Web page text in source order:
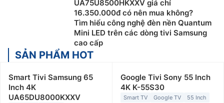
UA75U8500HKXXV giá chỉ
16.350.000đ có nên mua không?
Tìm hiểu công nghệ đèn nền Quantum
Mini LED trên các dòng tivi Samsung
cao cấp
SẢN PHẨM HOT
Smart Tivi Samsung 65
Inch 4K
UA65DU8000KXXV
Google Tivi Sony 55 Inch
4K K-55S30
Smart TV Google TV 55 Inch